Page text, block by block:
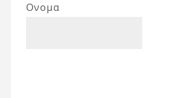
Ονομα